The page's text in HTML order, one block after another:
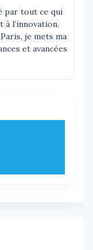
par tout ce qui
l’innovation.
je mets ma
et avancées